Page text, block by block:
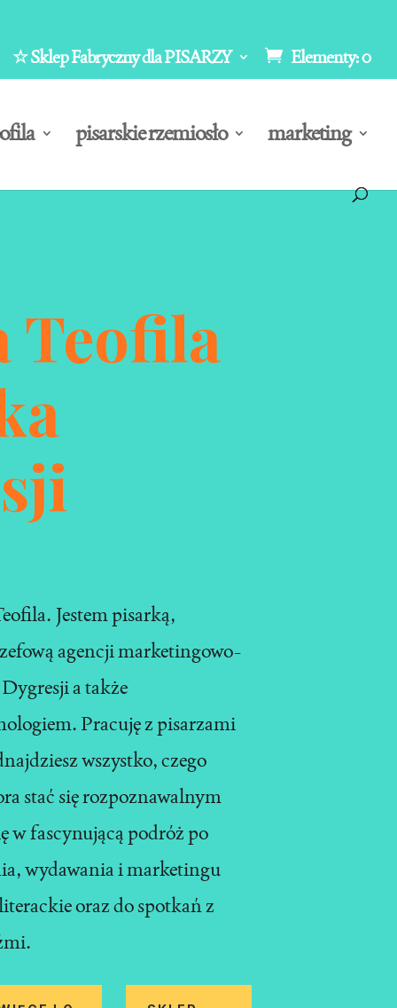
☆ Sklep Fabryczny dla PISARZY Elementy: 0
pisarskie rzemiosło marketing
Teofila
Jestem pisarką,
agencji marketingowo-
a także
Pracuję z pisarzami
wszystko, czego
stać się rozpoznawalnym
w fascynującą podróż po
wydawania i marketingu
oraz do spotkań z